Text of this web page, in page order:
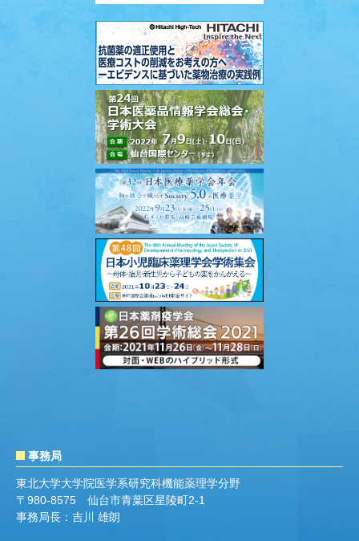
オンライン参加登録を公開しました。
Late-Breaking Session 演題登録
延長しました。
（10月15日(金)12:00まで）
共催セミナー、企業展示・書籍展示およ
びホスピタリティスペース、プログラム
集掲載広告のお申込みを延長しました。
Late-Breaking abstract 演題登録
しました。
演題募集を締め切りました。多数のご応
募ありがとうございました。
演題募集を再延長しました。（8月4日
(水)正午まで）
2021/7/13 演題募集を延長しました。
2021/7/1
共催セミナー、企業展示・書籍展示およ
事務局
東北大学大学院医学系研究科機能薬理学分野
〒980-8575 仙台市青葉区星陵町2-1
事務局長：吉川 雄朗